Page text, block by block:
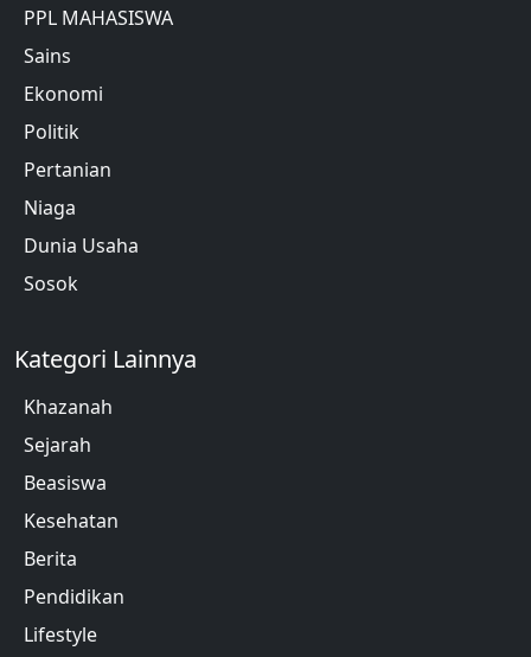
PPL MAHASISWA
Sains
Ekonomi
Politik
Pertanian
Niaga
Dunia Usaha
Sosok
Kategori Lainnya
Khazanah
Sejarah
Beasiswa
Kesehatan
Berita
Pendidikan
Lifestyle